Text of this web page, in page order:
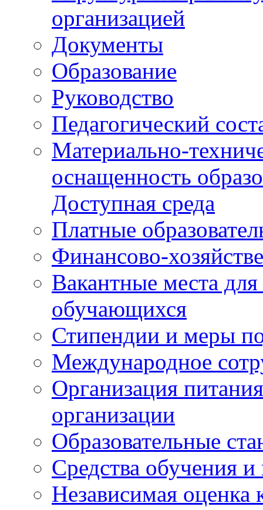
организацией
Документы
Образование
Руководство
Педагогический
Материально-
оснащенность
Доступная среда
Платные
Финансово-
Вакантные места
обучающихся
Стипендии и меры
Международное
Организация
организации
Образовательные
Средства обучения и
Независимая оценка